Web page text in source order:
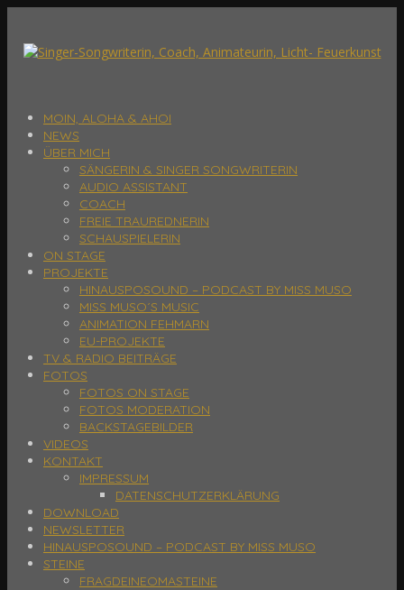
MOIN, ALOHA & AHOI
NEWS
ÜBER MICH
SÄNGERIN & SINGER SONGWRITERIN
AUDIO ASSISTANT
COACH
FREIE TRAUREDNERIN
SCHAUSPIELERIN
ON STAGE
PROJEKTE
HINAUSPOSOUND – PODCAST BY MISS MUSO
MISS MUSO´S MUSIC
ANIMATION FEHMARN
EU-PROJEKTE
TV & RADIO BEITRÄGE
FOTOS
FOTOS ON STAGE
FOTOS MODERATION
BACKSTAGEBILDER
VIDEOS
KONTAKT
IMPRESSUM
DATENSCHUTZERKLÄRUNG
DOWNLOAD
NEWSLETTER
HINAUSPOSOUND – PODCAST BY MISS MUSO
STEINE
FRAGDEINEOMASTEINE